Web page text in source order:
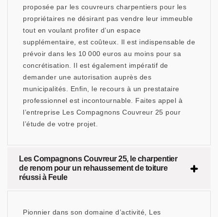
proposée par les couvreurs charpentiers pour les
propriétaires ne désirant pas vendre leur immeuble
tout en voulant profiter d’un espace
supplémentaire, est coûteux. Il est indispensable de
prévoir dans les 10 000 euros au moins pour sa
concrétisation. Il est également impératif de
demander une autorisation auprès des
municipalités. Enfin, le recours à un prestataire
professionnel est incontournable. Faites appel à
l’entreprise Les Compagnons Couvreur 25 pour
l’étude de votre projet.
Les Compagnons Couvreur 25, le charpentier
de renom pour un rehaussement de toiture
réussi à Feule
Pionnier dans son domaine d’activité, Les